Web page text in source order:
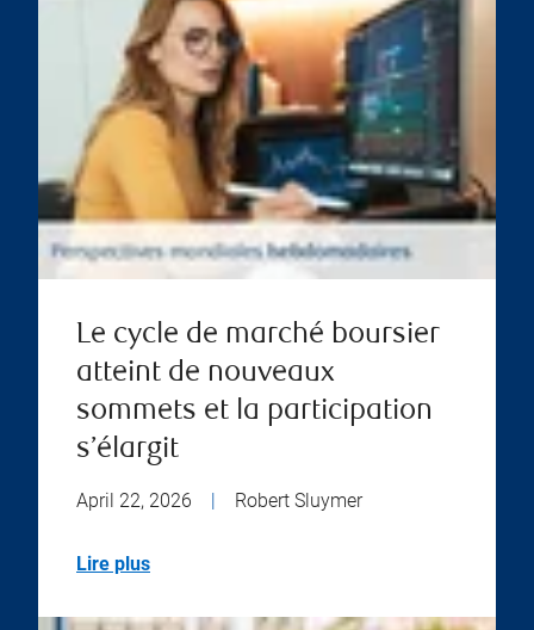
Le cycle de marché boursier
atteint de nouveaux
sommets et la participation
s’élargit
April 22, 2026 Robert Sluymer
Lire plus